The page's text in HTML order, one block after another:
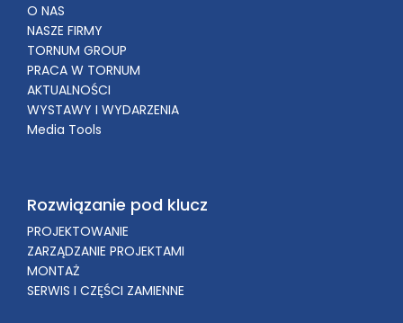
O NAS
NASZE FIRMY
TORNUM GROUP
PRACA W TORNUM
AKTUALNOŚCI
WYSTAWY I WYDARZENIA
Media Tools
Rozwiązanie pod klucz
PROJEKTOWANIE
ZARZĄDZANIE PROJEKTAMI
MONTAŻ
SERWIS I CZĘŚCI ZAMIENNE